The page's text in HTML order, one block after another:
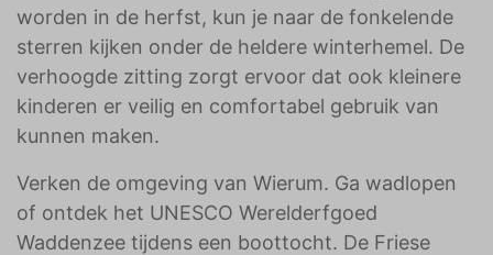
worden in de herfst, kun je naar de fonkelende
sterren kijken onder de heldere winterhemel. De
verhoogde zitting zorgt ervoor dat ook kleinere
kinderen er veilig en comfortabel gebruik van
kunnen maken.
Verken de omgeving van Wierum. Ga wadlopen
of ontdek het UNESCO Werelderfgoed
Waddenzee tijdens een boottocht. De Friese